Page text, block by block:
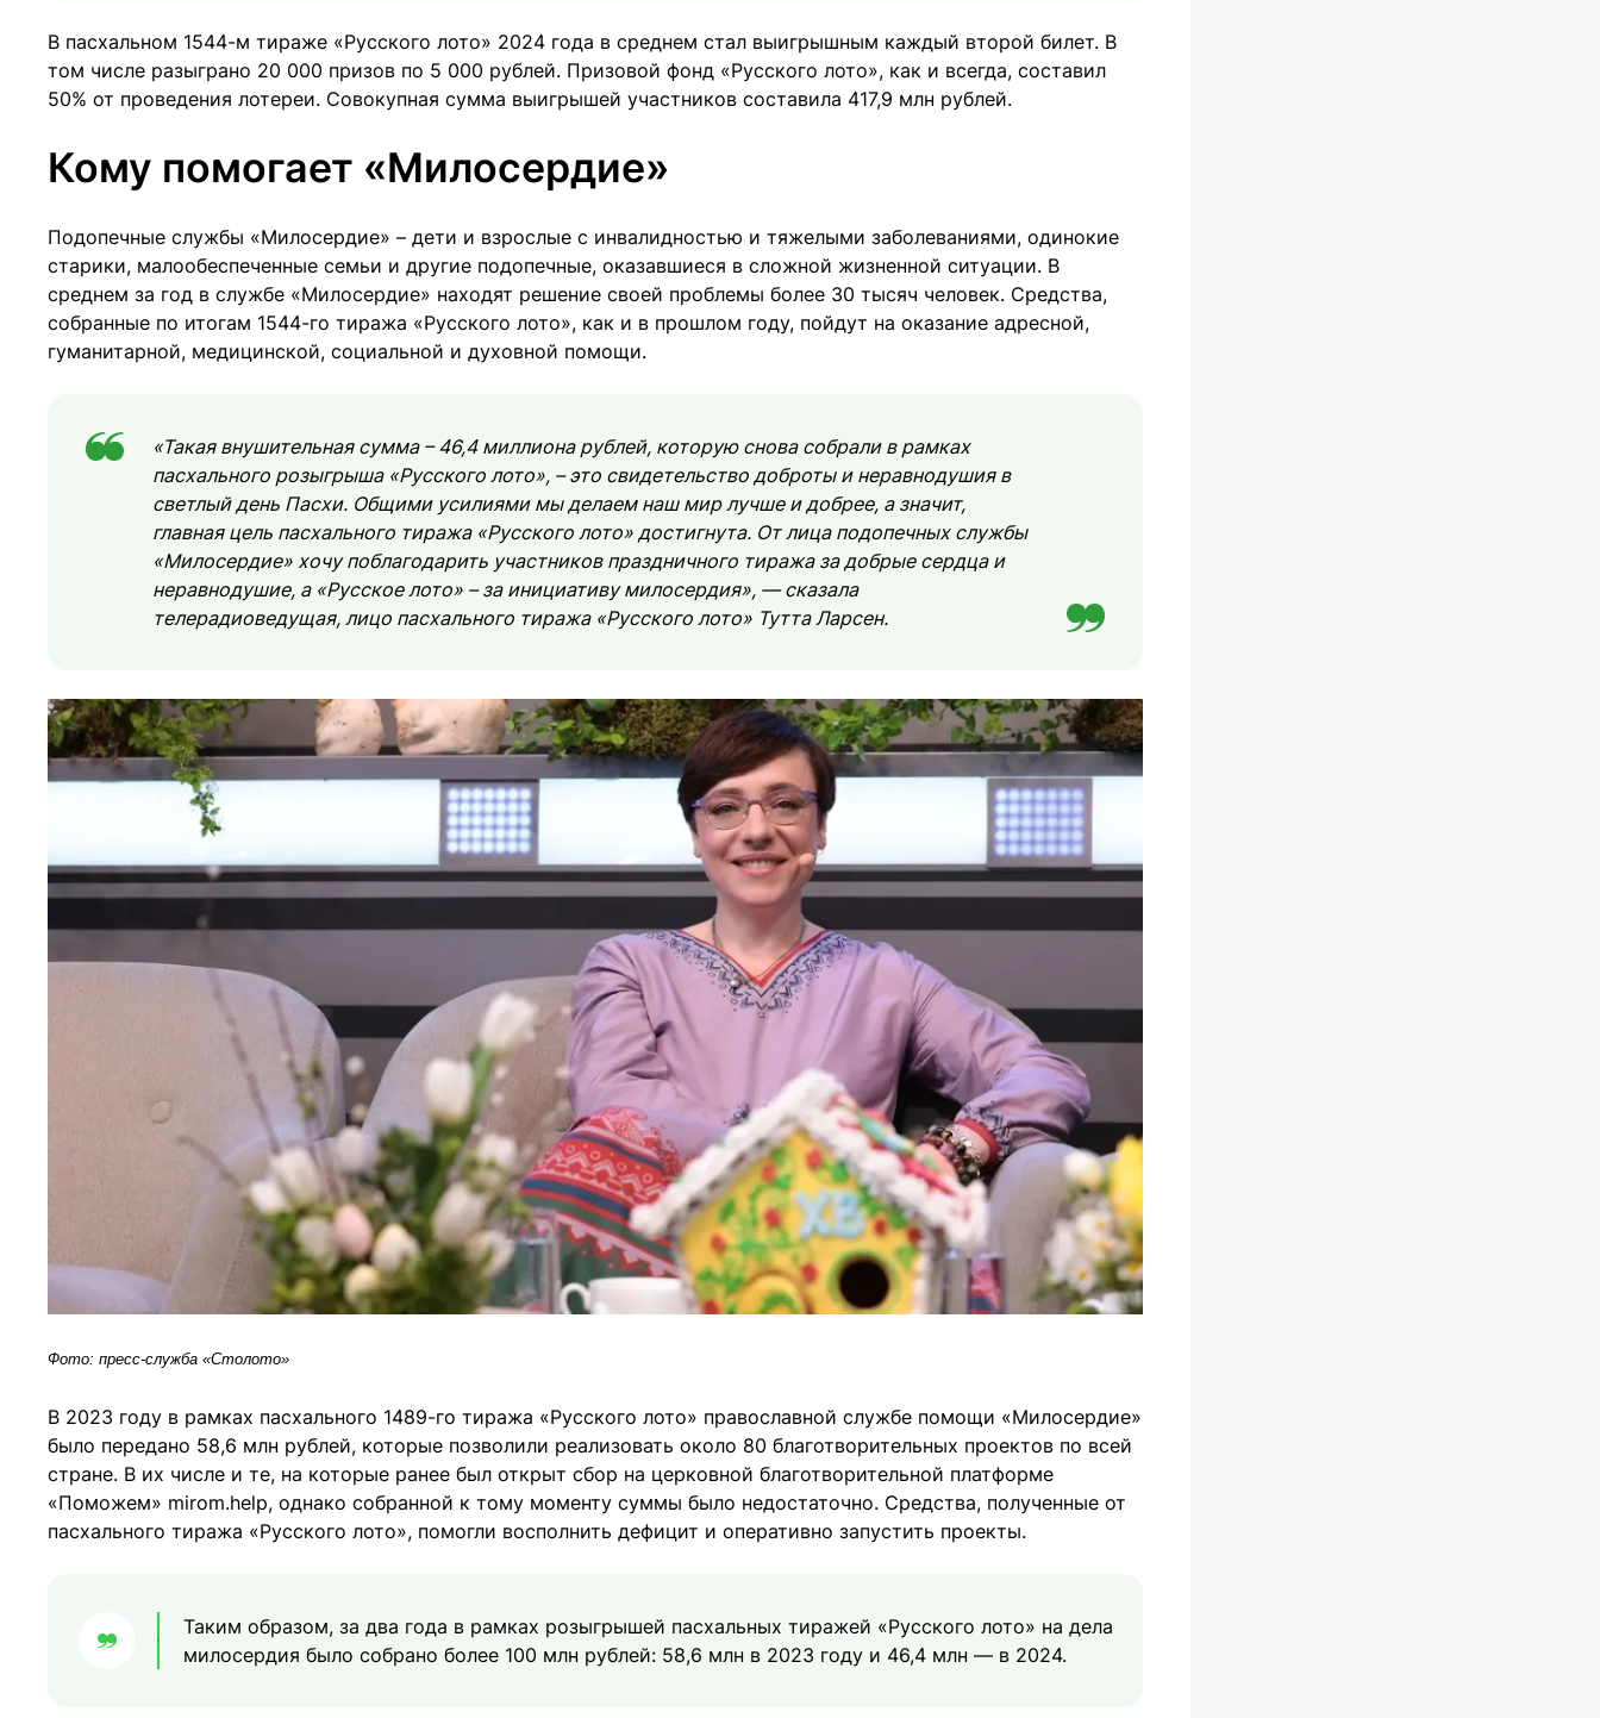
В пасхальном 1544-м тираже «Русского лото» 2024 года в среднем стал выигрышным каждый второй билет. В
том числе разыграно 20 000 призов по 5 000 рублей. Призовой фонд «Русского лото», как и всегда, составил
50% от проведения лотереи. Совокупная сумма выигрышей участников составила 417,9 млн рублей.
Кому помогает «Милосердие»
Подопечные службы «Милосердие» – дети и взрослые с инвалидностью и тяжелыми заболеваниями, одинокие
старики, малообеспеченные семьи и другие подопечные, оказавшиеся в сложной жизненной ситуации. В
среднем за год в службе «Милосердие» находят решение своей проблемы более 30 тысяч человек. Средства,
собранные по итогам 1544-го тиража «Русского лото», как и в прошлом году, пойдут на оказание адресной,
гуманитарной, медицинской, социальной и духовной помощи.
«Такая внушительная сумма – 46,4 миллиона рублей, которую снова собрали в рамках
пасхального розыгрыша «Русского лото», – это свидетельство доброты и неравнодушия в
светлый день Пасхи. Общими усилиями мы делаем наш мир лучше и добрее, а значит,
главная цель пасхального тиража «Русского лото» достигнута. От лица подопечных службы
«Милосердие» хочу поблагодарить участников праздничного тиража за добрые сердца и
неравнодушие, а «Русское лото» – за инициативу милосердия», — сказала
телерадиоведущая, лицо пасхального тиража «Русского лото» Тутта Ларсен.
Фото: пресс-служба «Столото»
В 2023 году в рамках пасхального 1489-го тиража «Русского лото» православной службе помощи «Милосердие»
было передано 58,6 млн рублей, которые позволили реализовать около 80 благотворительных проектов по всей
стране. В их числе и те, на которые ранее был открыт сбор на церковной благотворительной платформе
«Поможем» mirom.help, однако собранной к тому моменту суммы было недостаточно. Средства, полученные от
пасхального тиража «Русского лото», помогли восполнить дефицит и оперативно запустить проекты.
Таким образом, за два года в рамках розыгрышей пасхальных тиражей «Русского лото» на дела
милосердия было собрано более 100 млн рублей: 58,6 млн в 2023 году и 46,4 млн — в 2024.